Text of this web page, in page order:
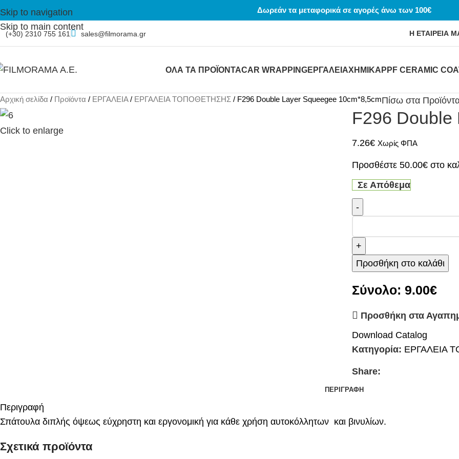
Skip to navigation
Skip to main content
Δωρεάν τα μεταφορικά σε αγορές άνω των 100€
(+30) 2310 755 161 sales@filmorama.gr Η ΕΤΑΙΡΕΙΑ
ΟΛΑ ΤΑ ΠΡΟΪΟΝΤΑCAR WRAPPINGΕΡΓΑΛΕΙΑΧΗΜΙΚΆ PPF CERAMIC
Αρχική σελίδα Προϊόντα ΕΡΓΑΛΕΙΑ ΕΡΓΑΛΕΙΑ ΤΟΠΟΘΕΤΗΣΗΣ F296 Double Layer Squeegee 10cm*8,5cmΠίσω στα
Click to enlarge
F296 Double
7.26€ Χωρίς ΦΠΑ
Προσθέστε 50.00€ στο
Σε Απόθεμα
Προσθήκη στο καλάθι
Σύνολο: 9.00€
Προσθήκη στα
Download Catalog
Κατηγορία: ΕΡΓΑΛΕΙΑ
Share:
ΠΕΡΙΓΡΑΦΉ
Περιγραφή
Σπάτουλα διπλής όψεως εύχρηστη και εργονομική για κάθε χρήση αυτοκόλλητων και βινυλίων.
Σχετικά προϊόντα